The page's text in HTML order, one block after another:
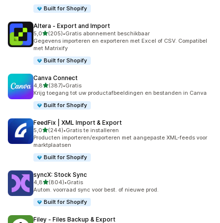
Built for Shopify
Altera ‑ Export and Import
5,0van 5 sterren
(205)
205 recensies in totaal
•Gratis abonnement beschikbaar
Gegevens importeren en exporteren met Excel of CSV. Compatibel
met Matrixify
Built for Shopify
Canva Connect
4,8van 5 sterren
(387)
387 recensies in totaal
•Gratis
Krijg toegang tot uw productafbeeldingen en bestanden in Canva
Built for Shopify
FeedFix | XML Import & Export
5,0van 5 sterren
(244)
244 recensies in totaal
•Gratis te installeren
Producten importeren/exporteren met aangepaste XML-feeds voor
marktplaatsen
Built for Shopify
syncX: Stock Sync
4,8van 5 sterren
(804)
804 recensies in totaal
•Gratis
Autom. voorraad sync voor best. of nieuwe prod.
Built for Shopify
Filey ‑ Files Backup & Export